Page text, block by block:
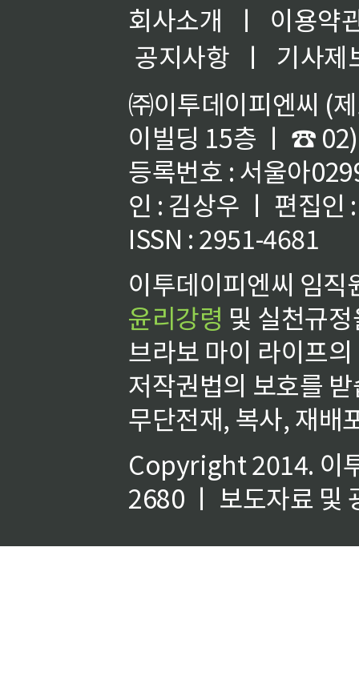
회사소개 ㅣ
이용약
공지사항
ㅣ
기사제
㈜이투데이피엔씨 (
이빌딩 15층 ㅣ ☎
등록번호 : 서울아
인 : 김상우 ㅣ 편집인
ISSN : 2951-4681
이투데이피엔씨 임
윤리강령 및 실천규
브라보 마이 라이프
저작권법의 보호를
무단전재, 복사, 재배
Copyright 2014. 이
2680 ㅣ 보도자료